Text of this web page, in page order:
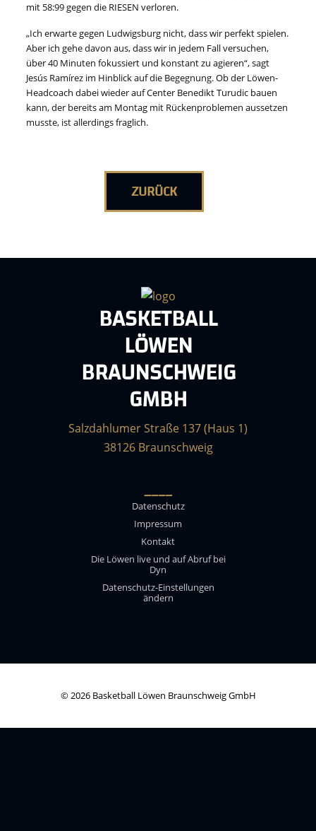
mit 58:99 gegen die RIESEN verloren.
„Ich erwarte gegen Ludwigsburg nicht, dass wir perfekt spielen.
Aber ich gehe davon aus, dass wir in jedem Fall versuchen,
über 40 Minuten fokussiert und konstant zu agieren“, sagt
Jesús Ramírez im Hinblick auf die Begegnung. Ob der Löwen-
Headcoach dabei wieder auf Center Benedikt Turudic bauen
kann, der bereits am Montag mit Rückenproblemen aussetzen
musste, ist allerdings fraglich.
ZURÜCK
BASKETBALL
LÖWEN
BRAUNSCHWEIG
GMBH
Salzdahlumer Straße 137 (Haus 1)
38126 Braunschweig
____
Datenschutz
Impressum
Kontakt
Die Löwen live und auf Abruf bei
Dyn
Datenschutz-Einstellungen
ändern
© 2026 Basketball Löwen Braunschweig GmbH